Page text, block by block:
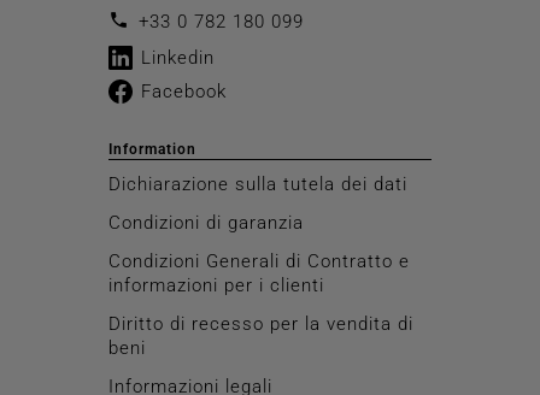
call +33 0 782 180 099
Linkedin
Facebook
Information
Dichiarazione sulla tutela dei dati
Condizioni di garanzia
Condizioni Generali di Contratto e
informazioni per i clienti
Diritto di recesso per la vendita di
beni
Informazioni legali